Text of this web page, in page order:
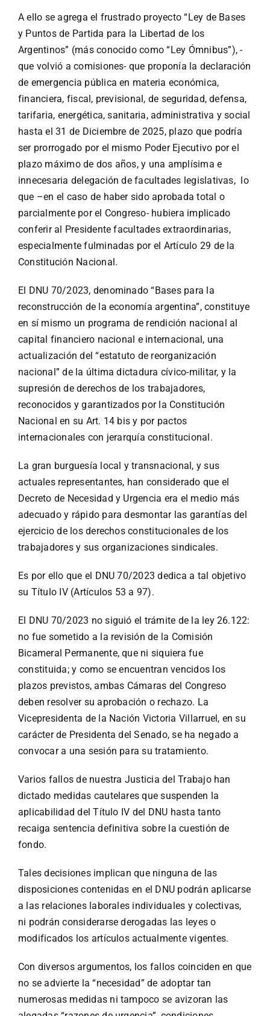
A ello se agrega el frustrado proyecto “Ley de Bases
y Puntos de Partida para la Libertad de los
Argentinos” (más conocido como “Ley Ómnibus”), -
que volvió a comisiones- que proponía la declaración
de emergencia pública en materia económica,
financiera, fiscal, previsional, de seguridad, defensa,
tarifaria, energética, sanitaria, administrativa y social
hasta el 31 de Diciembre de 2025, plazo que podría
ser prorrogado por el mismo Poder Ejecutivo por el
plazo máximo de dos años, y una amplísima e
innecesaria delegación de facultades legislativas, lo
que –en el caso de haber sido aprobada total o
parcialmente por el Congreso- hubiera implicado
conferir al Presidente facultades extraordinarias,
especialmente fulminadas por el Artículo 29 de la
Constitución Nacional.
El DNU 70/2023, denominado “Bases para la
reconstrucción de la economía argentina”, constituye
en sí mismo un programa de rendición nacional al
capital financiero nacional e internacional, una
actualización del “estatuto de reorganización
nacional” de la última dictadura cívico-militar, y la
supresión de derechos de los trabajadores,
reconocidos y garantizados por la Constitución
Nacional en su Art. 14 bis y por pactos
internacionales con jerarquía constitucional.
La gran burguesía local y transnacional, y sus
actuales representantes, han considerado que el
Decreto de Necesidad y Urgencia era el medio más
adecuado y rápido para desmontar las garantías del
ejercicio de los derechos constitucionales de los
trabajadores y sus organizaciones sindicales.
Es por ello que el DNU 70/2023 dedica a tal objetivo
su Título IV (Artículos 53 a 97).
El DNU 70/2023 no siguió el trámite de la ley 26.122:
no fue sometido a la revisión de la Comisión
Bicameral Permanente, que ni siquiera fue
constituida; y como se encuentran vencidos los
plazos previstos, ambas Cámaras del Congreso
deben resolver su aprobación o rechazo. La
Vicepresidenta de la Nación Victoria Villarruel, en su
carácter de Presidenta del Senado, se ha negado a
convocar a una sesión para su tratamiento.
Varios fallos de nuestra Justicia del Trabajo han
dictado medidas cautelares que suspenden la
aplicabilidad del Título IV del DNU hasta tanto
recaiga sentencia definitiva sobre la cuestión de
fondo.
Tales decisiones implican que ninguna de las
disposiciones contenidas en el DNU podrán aplicarse
a las relaciones laborales individuales y colectivas,
ni podrán considerarse derogadas las leyes o
modificados los artículos actualmente vigentes.
Con diversos argumentos, los fallos coinciden en que
no se advierte la “necesidad” de adoptar tan
numerosas medidas ni tampoco se avizoran las